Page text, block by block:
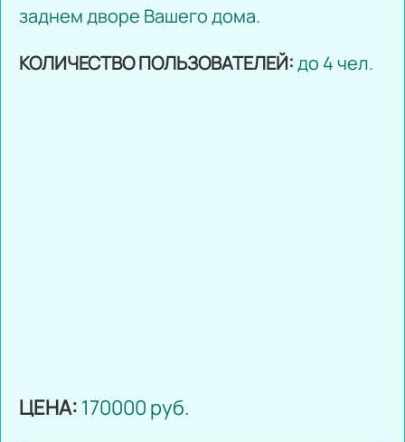
заднем дворе Вашего дома.
КОЛИЧЕСТВО ПОЛЬЗОВАТЕЛЕЙ:до 4 чел.
ЦЕНА: 170000 руб.